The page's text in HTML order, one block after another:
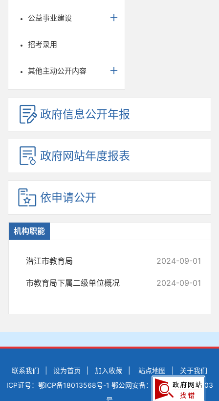
公益事业建设
招考录用
其他主动公开内容
政府信息公开年报
政府网站年度报表
依申请公开
机构职能
潜江市教育局 2024-09-01
市教育局下属二级单位概况 2024-09-01
联系我们 设为首页 加入收藏 站点地图
关于我们
ICP证号：鄂ICP备18013568号-1 鄂公网安备：42900502000503